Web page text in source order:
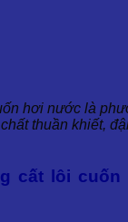
hơi nước là
thuần khiết,
cất lôi cuốn